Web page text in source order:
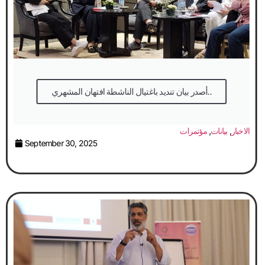
أصدر بيان تنديد باغتيال الناشطة افتهان المشهري..
الاخبار, بيانات,مؤتمرات
September 30, 2025